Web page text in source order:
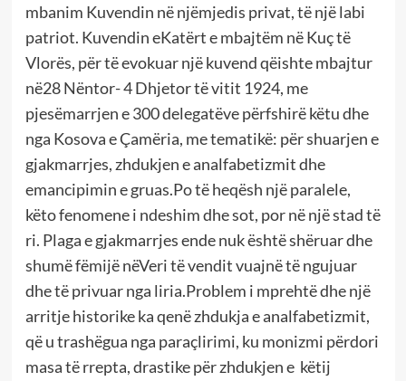
mbanim Kuvendin në njëmjedis privat, të një labi
patriot. Kuvendin eKatërt e mbajtëm në Kuç të
Vlorës, për të evokuar një kuvend qëishte mbajtur
në28 Nëntor- 4 Dhjetor të vitit 1924, me
pjesëmarrjen e 300 delegatëve përfshirë këtu dhe
nga Kosova e Çamëria, me tematikë: për shuarjen e
gjakmarrjes, zhdukjen e analfabetizmit dhe
emancipimin e gruas.Po të heqësh një paralele,
këto fenomene i ndeshim dhe sot, por në një stad të
ri. Plaga e gjakmarrjes ende nuk është shëruar dhe
shumë fëmijë nëVeri të vendit vuajnë të ngujuar
dhe të privuar nga liria.Problem i mprehtë dhe një
arritje historike ka qenë zhdukja e analfabetizmit,
që u trashëgua nga paraçlirimi, ku monizmi përdori
masa të rrepta, drastike për zhdukjen e këtij